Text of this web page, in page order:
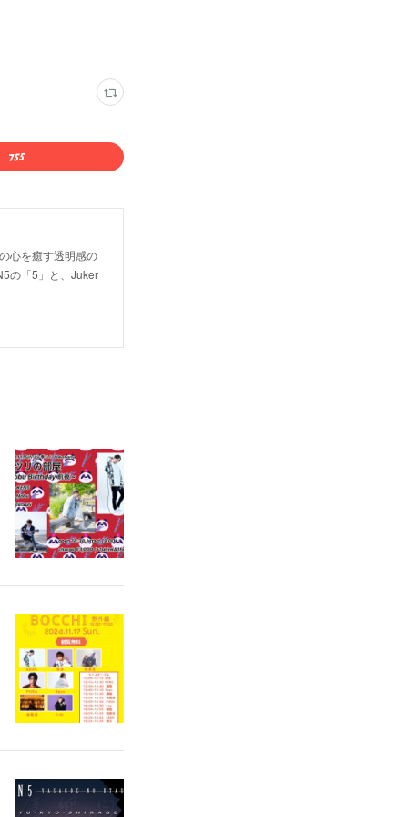
心を癒す透明感の
の「5」と、Juker